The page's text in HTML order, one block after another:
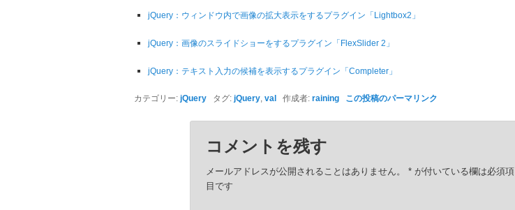
jQuery：ウィンドウ内で画像の拡大表示をするプラグイン「Lightbox2」
jQuery：画像のスライドショーをするプラグイン「FlexSlider 2」
jQuery：テキスト入力の候補を表示するプラグイン「Completer」
カテゴリー: jQuery タグ: jQuery, val 作成者: raining この投稿のパーマリンク
コメントを残す
メールアドレスが公開されることはありません。 *が付いている欄は必須項
目です